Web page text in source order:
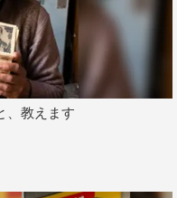
アレ」のミュージッ
にかけて開催された全
」から、10月22日
模様を収録。この日
MISSIONからTokyo
ケット写真は、数々の
、教えます